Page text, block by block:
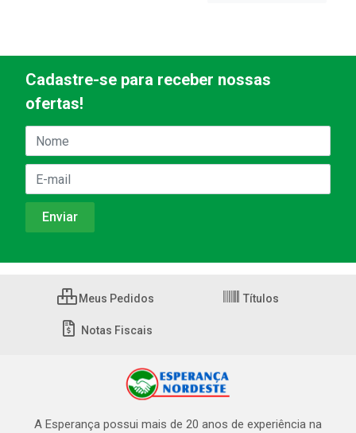
Cadastre-se para receber nossas
ofertas!
Meus Pedidos Títulos
Notas Fiscais
A Esperança possui mais de 20 anos de experiência na